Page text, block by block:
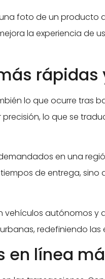
foto de un producto
la experiencia de
rápidas
lo que ocurre tras
lo que se
en una
de entrega, sino
autónomos y
redefiniendo
en línea